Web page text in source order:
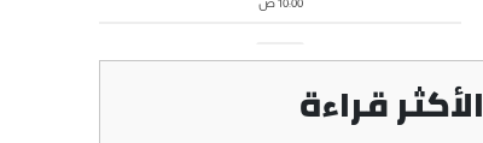
الأكثر قراءة